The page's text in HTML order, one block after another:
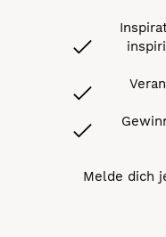
Melde dich